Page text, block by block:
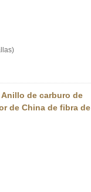
de carburo de
de China de fibra de